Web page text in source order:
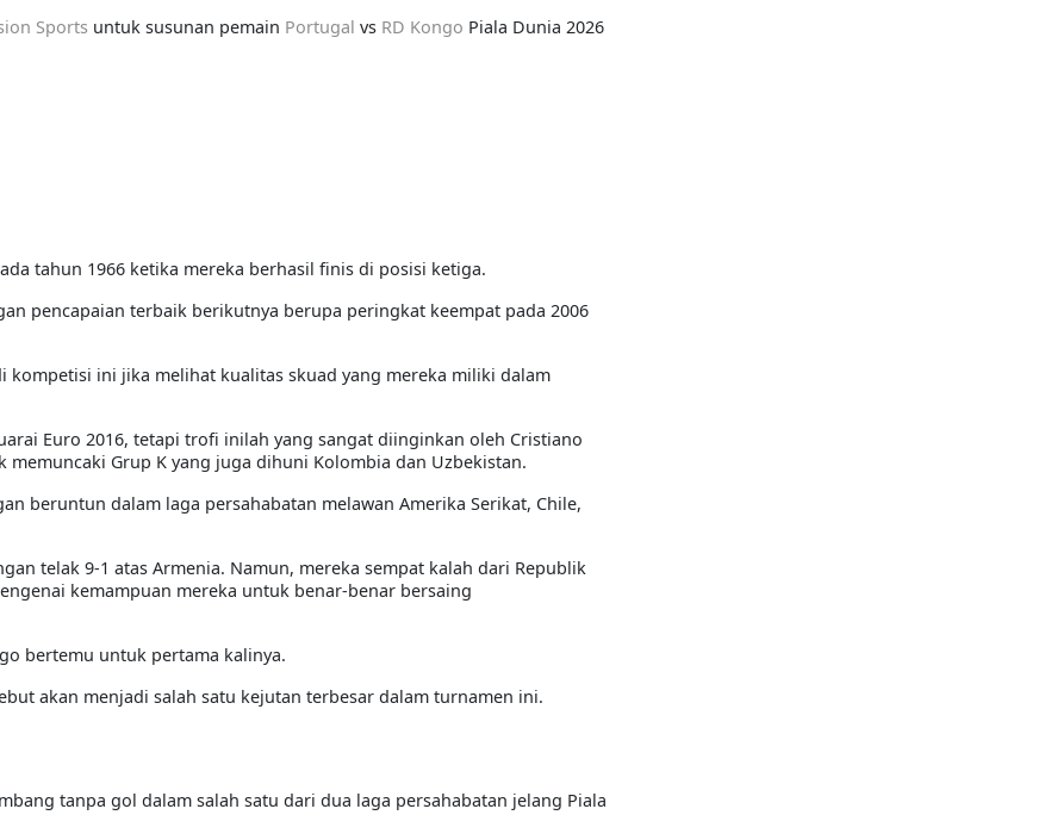
Sports untuk susunan pemain Portugal vs RD Kongo Piala Dunia 2026
tahun 1966 ketika mereka berhasil finis di posisi ketiga.
pencapaian terbaik berikutnya berupa peringkat keempat pada 2006
kompetisi ini jika melihat kualitas skuad yang mereka miliki dalam
Euro 2016, tetapi trofi inilah yang sangat diinginkan oleh Cristiano
Grup K yang juga dihuni Kolombia dan Uzbekistan.
beruntun dalam laga persahabatan melawan Amerika Serikat, Chile,
telak 9-1 atas Armenia. Namun, mereka sempat kalah dari Republik
kemampuan mereka untuk benar-benar bersaing
bertemu untuk pertama kalinya.
akan menjadi salah satu kejutan terbesar dalam turnamen ini.
tanpa gol dalam salah satu dari dua laga persahabatan jelang Piala